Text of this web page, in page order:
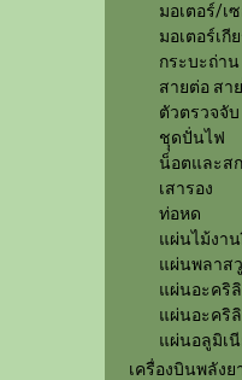
มอเตอร์/เ
มอเตอร์เกี
กระบะถ่าน
สายต่อ สา
ตัวตรวจจับ
ชุุดปั่นไฟ
น็อตและส
เสารอง
ท่อหด
แผ่นไม้งา
แผ่นพลาส
แผ่นอะคริ
แผ่นอะคริ
แผ่นอลูมิเ
เครื่องบินพลังย